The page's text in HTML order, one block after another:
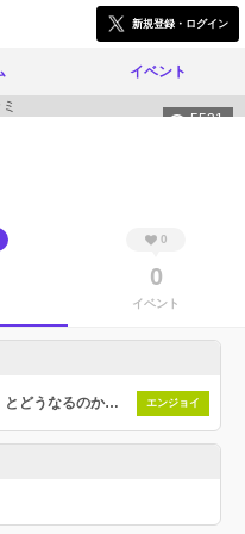
新規登録・ログイン
イベント
5531
0
0
イベント
果たしてチームを作る（入る）とどうなるのか実験するチーム エンジョイ